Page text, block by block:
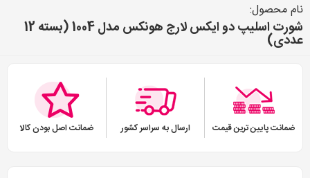
نام محصول:
شورت اسلیپ دو ایکس لارج هونکس مدل 1004 (بسته 12
عددی)
ضمانت پایین ترین قیمت ارسال به سراسر کشور ضمانت اصل بودن کالا